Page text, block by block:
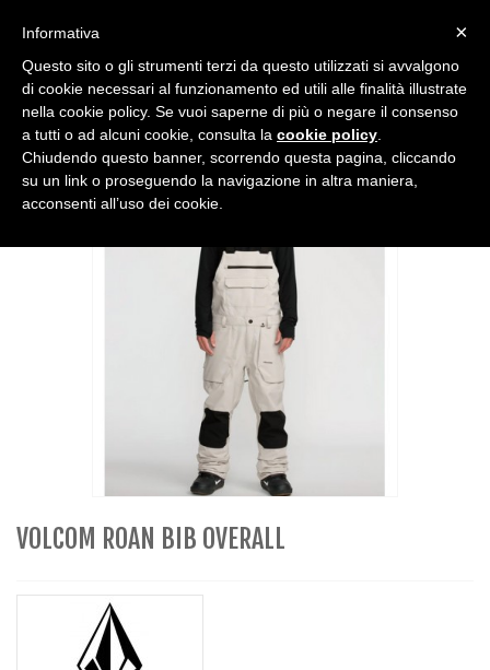
Home ABBIGLIAMENTO NEVE Pantaloni
VOLCOM ROAN BIB
OVERALL
VOLCOM ROAN BIB OVERALL
×
Informativa
Questo sito o gli strumenti terzi da questo utilizzati si avvalgono
di cookie necessari al funzionamento ed utili alle finalità illustrate
nella cookie policy. Se vuoi saperne di più o negare il consenso
a tutti o ad alcuni cookie, consulta la cookie policy
Chiudendo questo banner, scorrendo questa pagina, cliccando
su un link o proseguendo la navigazione in altra maniera,
acconsenti all’uso dei cookie.